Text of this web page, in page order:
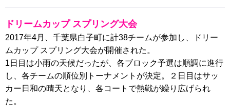
ドリームカップ スプリング大会
2017年4月、千葉県白子町に計38チームが参加し、ドリー
ムカップ スプリング大会が開催された。
1日目は小雨の天候だったが、各ブロック予選は順調に進行
し、各チームの順位別トーナメントが決定。２日目はサッ
カー日和の晴天となり、各コートで熱戦が繰り広げられ
た。